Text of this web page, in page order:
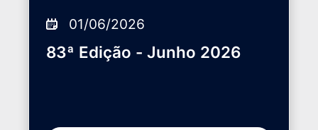
01/06/2026
83ª Edição - Junho 2026